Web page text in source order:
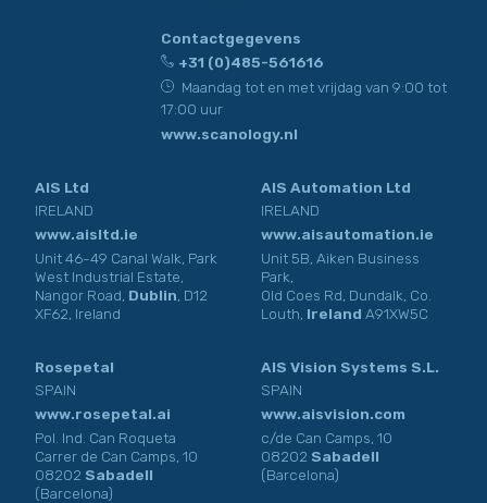
Contactgegevens
+31 (0)485-561616
Maandag tot en met vrijdag van 9:00 tot
17:00 uur
www.scanology.nl
AIS Ltd
IRELAND
www.aisltd.ie
Unit 46-49 Canal Walk, Park
West Industrial Estate,
Nangor Road, Dublin , D12
XF62, Ireland
AIS Automation Ltd
IRELAND
www.aisautomation.ie
Unit 5B, Aiken Business
Park,
Old Coes Rd, Dundalk, Co.
Louth, Ireland A91XW5C
Rosepetal
SPAIN
www.rosepetal.ai
Pol. Ind. Can Roqueta
Carrer de Can Camps, 10
08202 Sabadell
(Barcelona)
AIS Vision Systems S.L.
SPAIN
www.aisvision.com
c/de Can Camps, 10
08202 Sabadell
(Barcelona)